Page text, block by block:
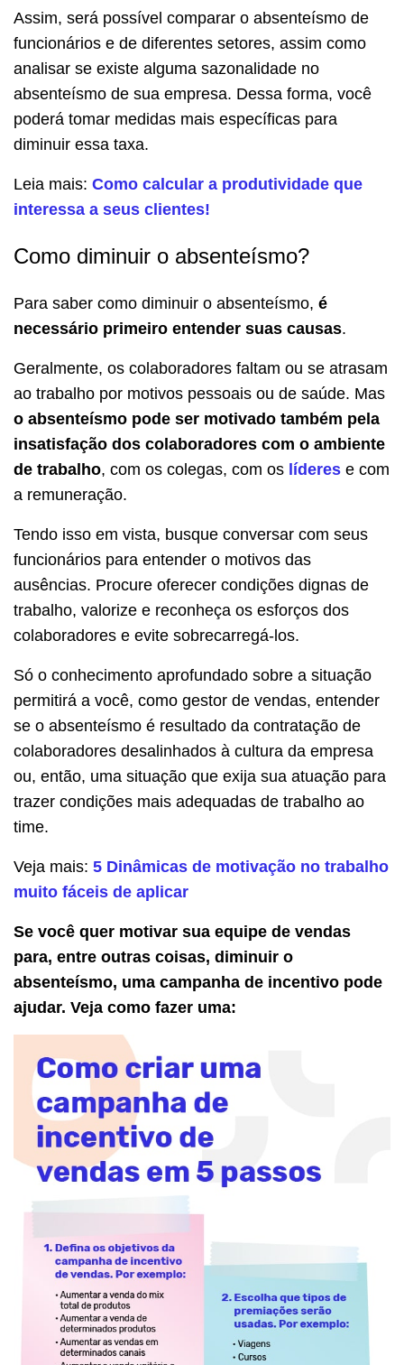
Assim, será possível comparar o absenteísmo de
funcionários e de diferentes setores, assim como
analisar se existe alguma sazonalidade no
absenteísmo de sua empresa. Dessa forma, você
poderá tomar medidas mais específicas para
diminuir essa taxa.
Leia mais: Como calcular a produtividade que
interessa a seus clientes!
Como diminuir o absenteísmo?
Para saber como diminuir o absenteísmo, é
necessário primeiro entender suas causas.
Geralmente, os colaboradores faltam ou se atrasam
ao trabalho por motivos pessoais ou de saúde. Mas
o absenteísmo pode ser motivado também pela
insatisfação dos colaboradores com o ambiente
de trabalho, com os colegas, com os líderes e com
a remuneração.
Tendo isso em vista, busque conversar com seus
funcionários para entender o motivos das
ausências. Procure oferecer condições dignas de
trabalho, valorize e reconheça os esforços dos
colaboradores e evite sobrecarregá-los.
Só o conhecimento aprofundado sobre a situação
permitirá a você, como gestor de vendas, entender
se o absenteísmo é resultado da contratação de
colaboradores desalinhados à cultura da empresa
ou, então, uma situação que exija sua atuação para
trazer condições mais adequadas de trabalho ao
time.
Veja mais: 5 Dinâmicas de motivação no trabalho
muito fáceis de aplicar
Se você quer motivar sua equipe de vendas
para, entre outras coisas, diminuir o
absenteísmo, uma campanha de incentivo pode
ajudar. Veja como fazer uma: